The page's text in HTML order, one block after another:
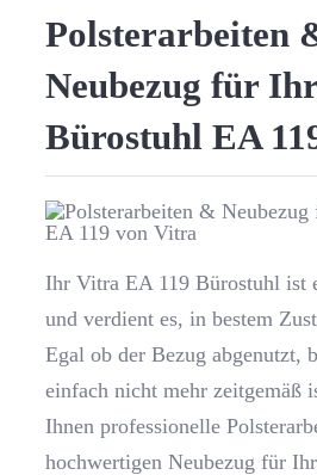
Polsterarbeiten
Neubezug für
Bürostuhl EA
Ihr Vitra EA 119 Bürostuhl ist
und verdient es, in bestem
Egal ob der Bezug abgenutzt,
einfach nicht mehr zeitgemäß
Ihnen professionelle
hochwertigen Neubezug für